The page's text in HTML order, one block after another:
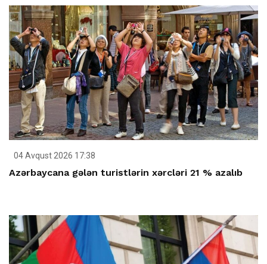
04 Avqust 2026 17:38
Azərbaycana gələn turistlərin xərcləri 21 % azalıb